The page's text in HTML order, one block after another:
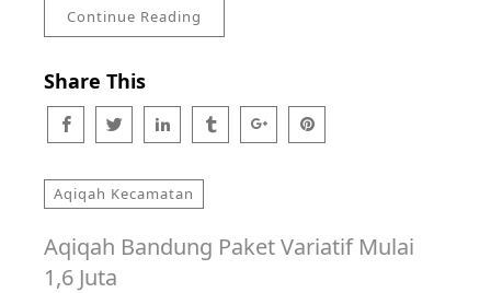
Continue Reading
Share This
Aqiqah Kecamatan
Aqiqah Bandung Paket Variatif Mulai
1,6 Juta